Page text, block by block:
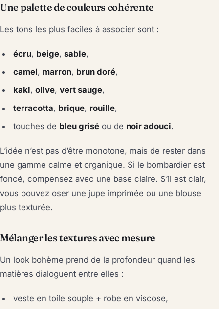
Une palette de couleurs cohérente
Les tons les plus faciles à associer sont :
écru, beige,sable,
camel, marron, brun doré,
kaki,olive,vert sauge,
terracotta, brique, rouille,
touches de bleu grisé ou de noir adouci.
L’idée n’est pas d’être monotone, mais de rester dans
une gamme calme et organique. Si le bombardier est
foncé, compensez avec une base claire. S’il est clair,
vous pouvez oser une jupe imprimée ou une blouse
plus texturée.
Mélanger les textures avec mesure
Un look bohème prend de la profondeur quand les
matières dialoguent entre elles :
veste en toile souple + robe en viscose,